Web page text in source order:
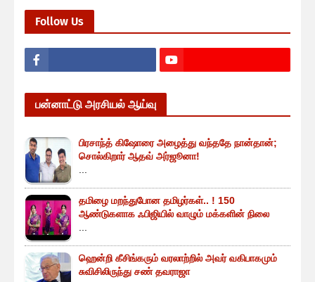
Follow Us
பன்னாட்டு அரசியல் ஆய்வு
பிரசாந்த் கிஷோரை அழைத்து வந்ததே நான்தான்;
சொல்கிறார் ஆதவ் அர்ஜூனா!
...
தமிழை மறந்துபோன தமிழர்கள்.. ! 150
ஆண்டுகளாக ஃபிஜியில் வாழும் மக்களின் நிலை
...
ஹென்றி கீசிங்கரும் வரலாற்றில் அவர் வகிபாகமும்
சுவிசிலிருந்து சண் தவராஜா